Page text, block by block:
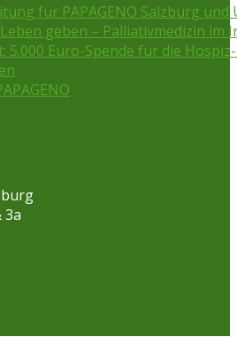
für PAPAGENO Salzburg und
geben – Palliativmedizin im
5.000 Euro-Spende für die
3a